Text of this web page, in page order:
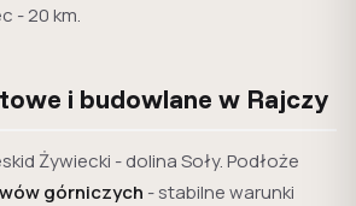
- 20 km.
i budowlane w Rajczy
Żywiecki - dolina Soły. Podłoże
górniczych - stabilne warunki